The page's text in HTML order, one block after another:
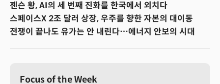
젠슨 황, AI의 세 번째 진화를 한국에서 외치다
스페이스X 2조 달러 상장, 우주를 향한 자본의 대이동
전쟁이 끝나도 유가는 안 내린다…에너지 안보의 시대
Focus of the Week